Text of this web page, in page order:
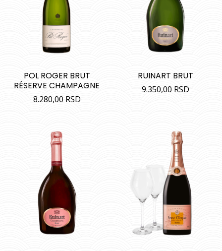
POL ROGER BRUT
RÉSERVE CHAMPAGNE
8.280,00 RSD
RUINART BRUT
9.350,00 RSD